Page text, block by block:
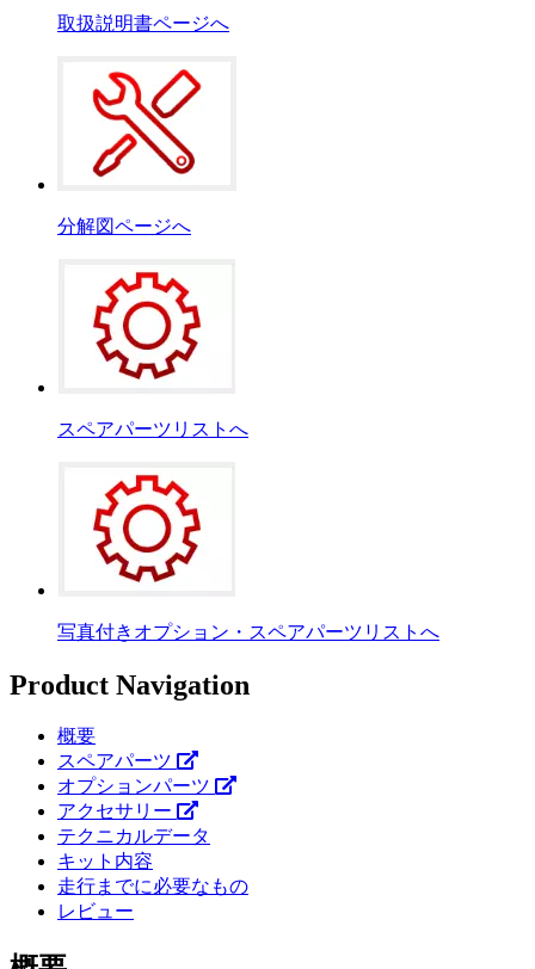
取扱説明書ページへ
分解図ページへ
スペアパーツリストへ
写真付きオプション・スペアパーツリストへ
Product Navigation
概要
スペアパーツ
オプションパーツ
アクセサリー
テクニカルデータ
キット内容
走行までに必要なもの
レビュー